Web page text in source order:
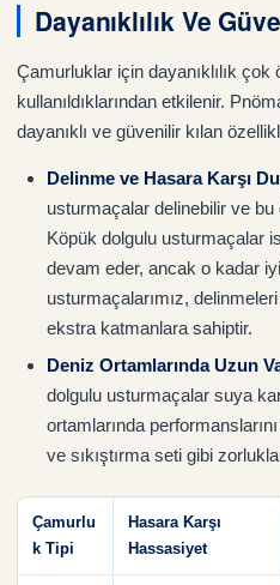
Dayanıklılık Ve
Çamurluklar için dayanıklılık çok
kullanıldıklarından etkilenir.
dayanıklı ve güvenilir kılan
Delinme ve Hasara Karşı
usturmaçalar delinebilir ve
Köpük dolgulu usturmaçalar
devam eder, ancak o kadar
usturmaçalarımız,
ekstra katmanlara sahiptir.
Deniz Ortamlarında Uzun
dolgulu usturmaçalar suya
ortamlarında
ve sıkıştırma seti gibi
Çamurlu
k Tipi
Hasara Karşı
Hassasiyet